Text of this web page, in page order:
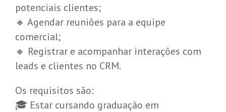
potenciais clientes;
🔸 Agendar reuniões para a equipe
comercial;
🔸 Registrar e acompanhar interações com
leads e clientes no CRM.
Os requisitos são:
🎓 Estar cursando graduação em